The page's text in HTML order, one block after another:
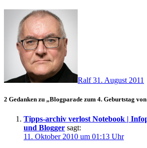
Ralf31. August 2011
2 Gedanken zu „Blogparade zum 4. Geburtstag
Tipps-archiv verlost Notebook |
und Blogger sagt:
11. Oktober 2010 um 01:13 Uhr